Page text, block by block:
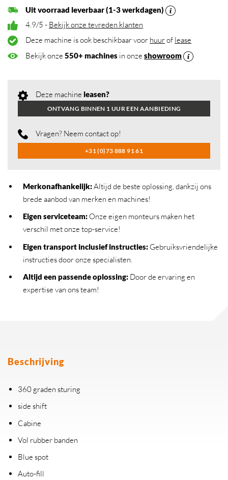
Uit voorraad leverbaar (1-3 werkdagen)
4.9/5 - Bekijk onze tevreden klanten
Deze machine is ook beschikbaar voor huurof lease
Bekijk onze550+ machines in onzeshowroom
Deze machine leasen?
ONTVANG BINNEN 1 UUR EEN AANBIEDING
Vragen? Neem contact op!
+31 (0)73 888 91 61
Merkonafhankelijk:Altijd de beste oplossing, dankzij ons
brede aanbod van merken en machines!
Eigen serviceteam:Onze eigen monteurs maken het
verschil met onze top-service!
Eigen transport inclusief instructies:Gebruiksvriendelijke
instructies door onze specialisten.
Altijd een passende oplossing:Door de ervaring en
expertise van ons team!
Beschrijving
360 graden sturing
side shift
Cabine
Vol rubber banden
Blue spot
Auto-fill